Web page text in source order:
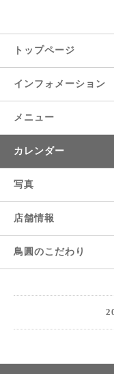
トップページ
インフォメーション
メニュー
カレンダー
写真
店舗情報
鳥圓のこだわり